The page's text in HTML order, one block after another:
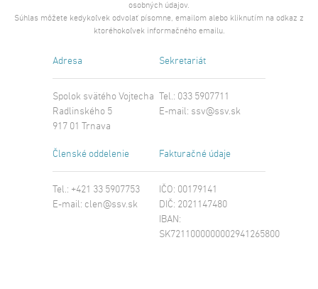
osobných údajov.
Súhlas môžete kedykoľvek odvolať písomne, emailom alebo kliknutím na odkaz z
ktoréhokoľvek informačného emailu.
Adresa
Spolok svätého Vojtecha
Radlinského 5
917 01 Trnava
Sekretariát
Tel.: 033 5907711
E-mail: ssv@ssv.sk
Členské oddelenie
Tel.: +421 33 5907753
E-mail: clen@ssv.sk
Fakturačné údaje
IČO: 00179141
DIČ: 2021147480
IBAN:
SK7211000000002941265800